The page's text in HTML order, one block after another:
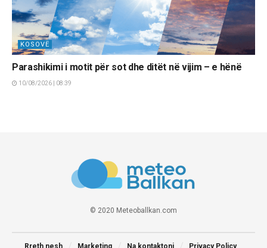
KOSOVË
Parashikimi i motit për sot dhe ditët në vijim – e hënë
10/08/2026 | 08:39
© 2020 Meteoballkan.com
Rreth nesh Marketing Na kontaktoni Privacy Policy